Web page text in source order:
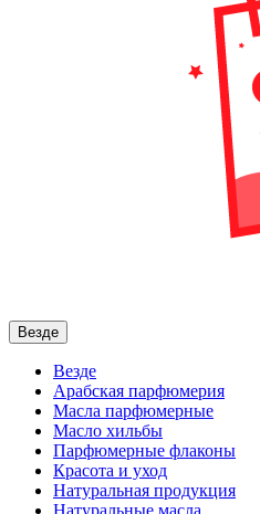
Везде
Везде
Арабская парфюмерия
Масла парфюмерные
Масло хильбы
Парфюмерные флаконы
Красота и уход
Натуральная продукция
Натуральные масла